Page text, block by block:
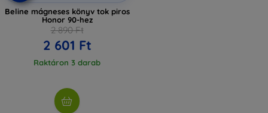
Beline mágneses könyv tok piros
Honor 90-hez
2 890 Ft
2 601 Ft
Raktáron 3 darab